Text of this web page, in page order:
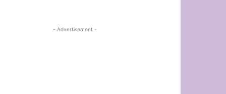
- Advertisement -